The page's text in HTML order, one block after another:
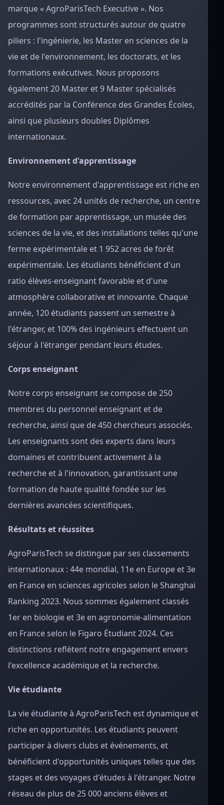
marque « AgroParisTech Executive ». Nos
programmes sont structurés autour de quatre
piliers : l'ingénierie, les Master en sciences de la
vie et de l'environnement, les doctorats, et les
formations exécutives. Nous proposons
également 20 Master et 9 Master spécialisés
accrédités par la Conférence des Grandes Écoles,
ainsi que plusieurs doubles Diplômes
internationaux.
Environnement d'apprentissage
Notre environnement d'apprentissage est riche en
ressources, avec 24 unités de recherche, un centre
de formation par apprentissage, un musée des
sciences de la vie, et des installations telles qu'une
ferme expérimentale et 1 952 acres de forêt
expérimentale. Les étudiants bénéficient d'un
ratio élèves-enseignant favorable et d'une
atmosphère collaborative et innovante. Chaque
année, 120 étudiants passent un semestre à
l'étranger, et 100% des ingénieurs effectuent un
séjour à l'étranger pendant leurs études.
Corps enseignant
Notre corps enseignant se compose de 250
membres du personnel enseignant et de
recherche, ainsi que de 450 chercheurs associés.
Les enseignants sont des experts dans leurs
domaines et contribuent activement à la
recherche et à l'innovation, garantissant une
formation de haute qualité fondée sur les
dernières avancées scientifiques.
Résultats et réussites
AgroParisTech se distingue par ses classements
internationaux : 44e mondial, 11e en Europe et 3e
en France en sciences agricoles selon le Shanghai
Ranking 2023. Nous sommes également classés
1er en biologie et 3e en agronomie-alimentation
en France selon le Figaro Étudiant 2024. Ces
distinctions reflètent notre engagement envers
l'excellence académique et la recherche.
Vie étudiante
La vie étudiante à AgroParisTech est dynamique et
riche en opportunités. Les étudiants peuvent
participer à divers clubs et événements, et
bénéficient d'opportunités uniques telles que des
stages et des voyages d'études à l'étranger. Notre
réseau de plus de 25 000 anciens élèves et